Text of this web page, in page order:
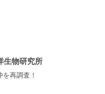
生物研究所
再調査！